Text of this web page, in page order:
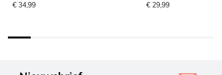
€ 34,99 € 29,99